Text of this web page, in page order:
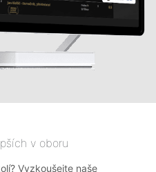
v oboru
Vyzkoušejte naše